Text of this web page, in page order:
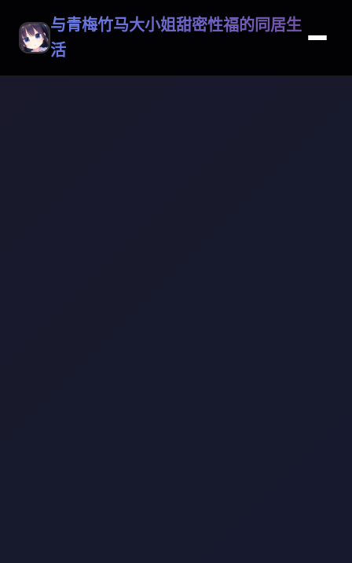
与青梅竹马大小姐甜密性福的同居生
活